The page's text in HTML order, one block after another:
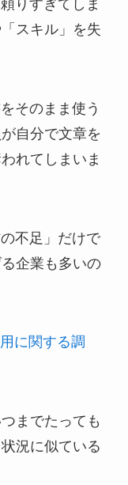
りすぎてしま
スキル」を失
そのまま使う
自分で文章を
れてしまいま
不足」だけで
企業も多いの
に関する調
までたっても
況に似ている